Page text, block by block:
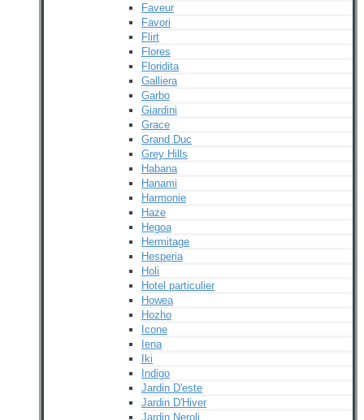
Faveur
Favori
Flirt
Flores
Floridita
Galliera
Garbo
Giardini
Grace
Grand Duc
Grey Hills
Habana
Hanami
Harmonie
Haze
Hegoa
Hermitage
Hesperia
Holi
Hotel particulier
Howea
Hozho
Icone
Iena
Iki
Indigo
Jardin D'este
Jardin D'Hiver
Jardin Neroli